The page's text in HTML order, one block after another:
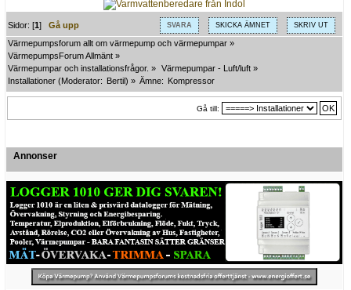
SVARA SKICKA ÄMNET SKRIV UT
Sidor: [1]Gå upp
Värmepumpsforum allt om värmepump och värmepumpar »
VärmepumpsForum Allmänt »
Värmepumpar och installationsfrågor. » Värmepumpar - Luft/luft »
Installationer (Moderator: Bertil) » Ämne: Kompressor
Gå till:
Annonser